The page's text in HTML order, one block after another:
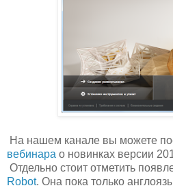
На нашем канале вы можете
вебинара о новинках версии
Отдельно стоит отметить
Robot. Она пока только